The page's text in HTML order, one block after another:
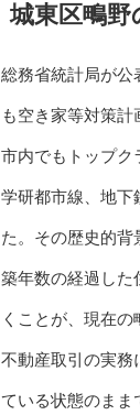
城東区鴫
総務省統計局が公
も空き家等対策
市内でもトップク
学研都市線、地下
た。その歴史的背
築年数の経過した
くことが、現在
不動産取引の実務
ている状態のまま